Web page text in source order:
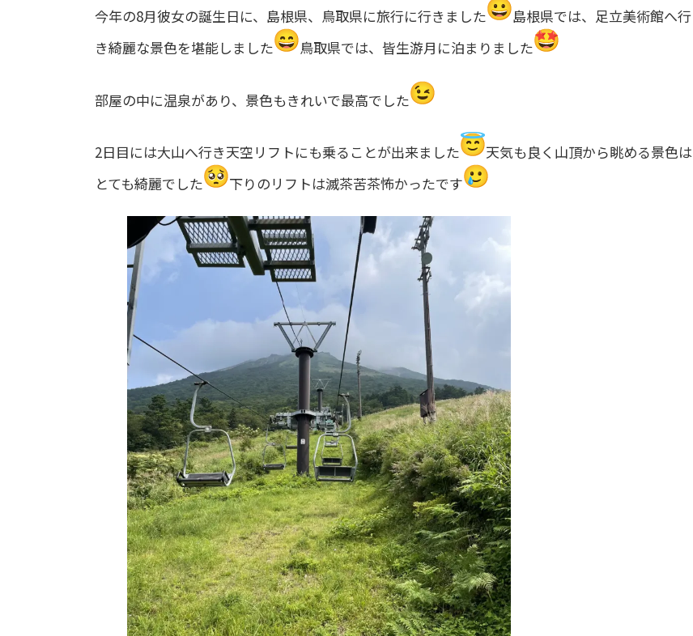
今年の8月彼女の誕生日に、島根県、鳥取県に旅行に行きました
島根県では、足立美術館へ行
き綺麗な景色を堪能しました
鳥取県では、皆生游月に泊まりました
部屋の中に温泉があり、景色もきれいで最高でした
2日目には大山へ行き天空リフトにも乗ることが出来ました
天気も良く山頂から眺める景色は
とても綺麗でした
下りのリフトは滅茶苦茶怖かったです